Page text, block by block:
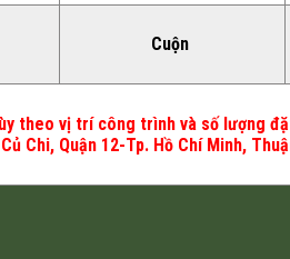
Cuộn
theo vị trí công trình và số lượng
Quận 12-Tp. Hồ Chí Minh,